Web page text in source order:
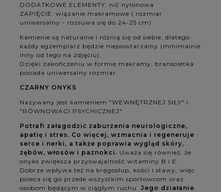
DODATKOWE ELEMENTY: nić nylonowa
ZAPIĘCIE: wiązanie makramowe ( rozmiar
uniwersalny - rozsuwa się do 24-25 cm)
Kamienie są naturalne i różnią się od siebie, dlatego
każdy egzemplarz będzie niepowtarzalny (minimalnie
inny od tego na zdjęciu).
Dzięki zakończeniu w formie makramy, bransoletka
posiada uniwersalny rozmiar.
CZARNY ONYKS
Nazywany jest kamieniem "WEWNĘTRZNEJ SIŁY" i
"RÓWNOWAGI PSYCHICZNEJ"
Potrafi załagodzić zaburzenia neurologiczne,
apatię i stres. Co więcej, wzmacnia i regeneruje
serce i nerki, a także poprawia wygląd skóry,
zębów, włosów i paznokci. Uważa się również, że
onyks zwiększa przyswajalność witaminy B i E.
Dobrze wpływa też na kręgosłup, kości i stawy, więc
poleca się go przede wszystkim sportowcom oraz
osobom będącym w ciągłym ruchu. Jego działanie